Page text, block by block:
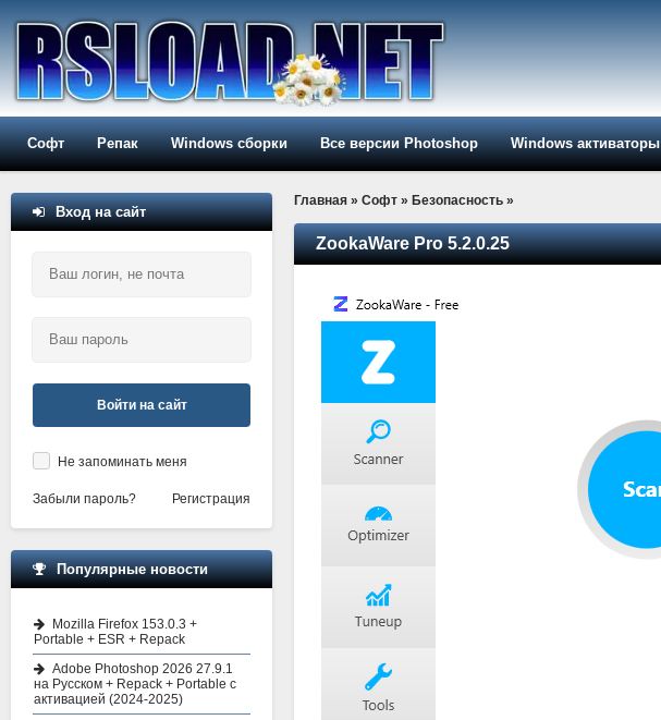
Софт Репак Windows сборки Все версии Photoshop Windows активаторы
Главная » Софт » Безопасность »
ZookaWare Pro 5.2.0.25
Вход на сайт
Войти на сайт
Не запоминать меня
Забыли пароль? Регистрация
Популярные новости
Mozilla Firefox 153.0.3 +
Portable + ESR + Repack
Adobe Photoshop 2026 27.9.1
на Русском + Repack + Portable с
активацией (2024-2025)